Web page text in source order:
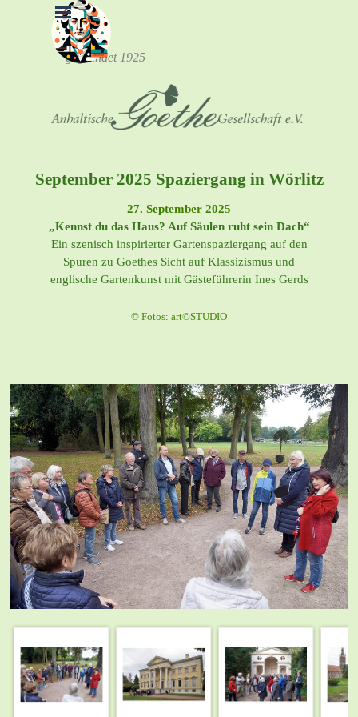
Direkt zum SeiteninhaltMenü überspringen
gegründet 1925
September 2025 Spaziergang in Wörlitz
27. September 2025
„Kennst du das Haus? Auf Säulen ruht sein Dach“
Ein szenisch inspirierter Gartenspaziergang auf den
Spuren zu Goethes Sicht auf Klassizismus und
englische Gartenkunst mit Gästeführerin Ines Gerds
© Fotos: art©STUDIO